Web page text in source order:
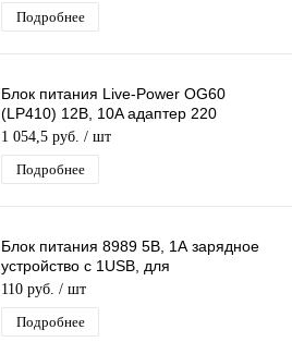
Подробнее
Блок питания Live-Power OG60
(LP410) 12В, 10A адаптер 220
-12V/10A, шнур 1 м, штекер 5.5*2,5
мм
1 054,5 руб. / шт
Подробнее
Блок питания 8989 5В, 1А зарядное
устройство с 1USB, для
планшета,телефона,плеера,GPS-
навигатора
110 руб. / шт
Подробнее